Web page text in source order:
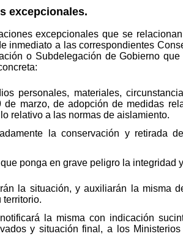
excepcionales.
excepcionales que se
inmediato a las correspondientes
o Subdelegación de Gobierno
personales, materiales,
marzo, de adopción de medidas
relativo a las normas de aislamiento.
la conservación y retirada
ponga en grave peligro la integridad
la situación, y auxiliarán la misma
la misma con indicación
y situación final, a los